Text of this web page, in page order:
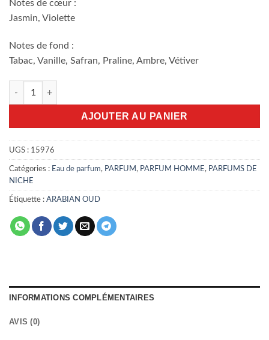
Notes de cœur :
Jasmin, Violette
Notes de fond :
Tabac, Vanille, Safran, Praline, Ambre, Vétiver
quantité de Jabal Al Lawz 100ml
AJOUTER AU PANIER
UGS : 15976
Catégories : Eau de parfum, PARFUM , PARFUM HOMME , PARFUMS DE
NICHE
Étiquette : ARABIAN OUD
INFORMATIONS COMPLÉMENTAIRES
AVIS (0)